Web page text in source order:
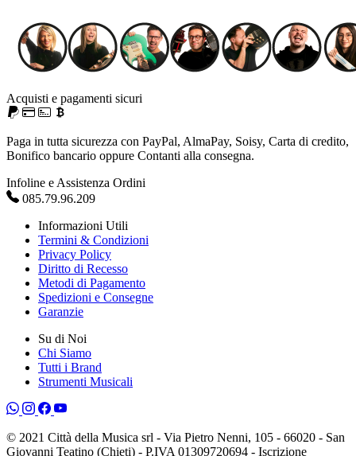
Acquisti e pagamenti sicuri
Paga in tutta sicurezza con PayPal, AlmaPay, Soisy, Carta di credito,
Bonifico bancario oppure Contanti alla consegna.
Infoline e Assistenza Ordini
085.79.96.209
Informazioni Utili
Termini & Condizioni
Privacy Policy
Diritto di Recesso
Metodi di Pagamento
Spedizioni e Consegne
Garanzie
Su di Noi
Chi Siamo
Tutti i Brand
Strumenti Musicali
© 2021 Città della Musica srl - Via Pietro Nenni, 105 - 66020 - San
Giovanni Teatino (Chieti) - P.IVA 01309720694 - Iscrizione